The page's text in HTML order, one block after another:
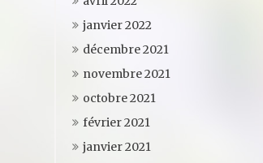
janvier 2022
décembre 2021
novembre 2021
octobre 2021
février 2021
janvier 2021